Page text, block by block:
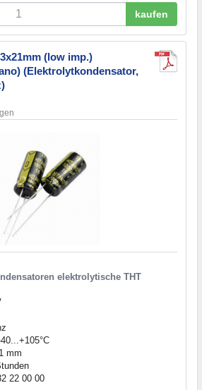
kaufen
(low imp.)
(Elektrolytkondensator,
elektrolytische THT
mm
22 00 00